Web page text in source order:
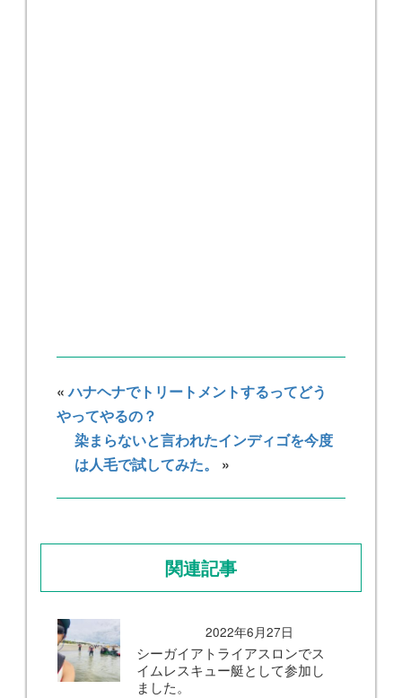
«ハナヘナでトリートメントするってどう
やってやるの？
染まらないと言われたインディゴを今度
は人毛で試してみた。
»
関連記事
2022年6月27日
シーガイアトライアスロンでス
イムレスキュー艇として参加し
ました。